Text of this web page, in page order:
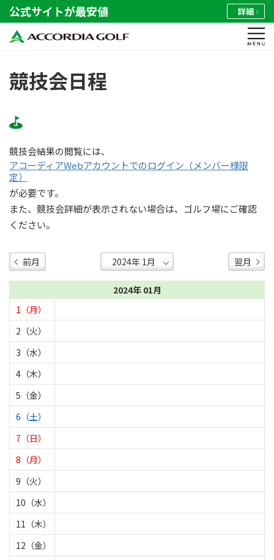
公式サイトが最安値 詳細
競技会日程
競技会結果の閲覧には、
アコーディアWebアカウントでのログイン（メンバー様限
定）
が必要です。
また、競技会詳細が表示されない場合は、ゴルフ場にご確認
ください。
前月 翌月
2024年 01月
1（月）
2（火）
3（水）
4（木）
5（金）
6（土）
7（日）
8（月）
9（火）
10（水）
11（木）
12（金）